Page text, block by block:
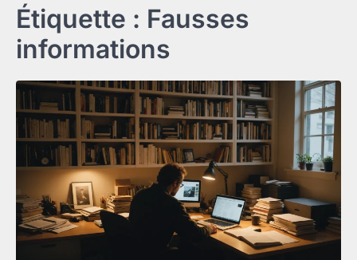
Étiquette : Fausses
informations